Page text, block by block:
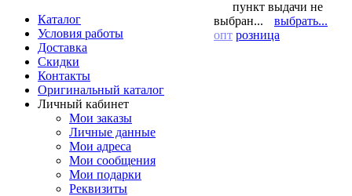
Каталог
Условия работы
Доставка
Скидки
Контакты
Оригинальный каталог
Личный кабинет
Мои заказы
Личные данные
Мои адреса
Мои сообщения
Мои подарки
Реквизиты
пункт выдачи не
выбран...
выбрать...
опт розница